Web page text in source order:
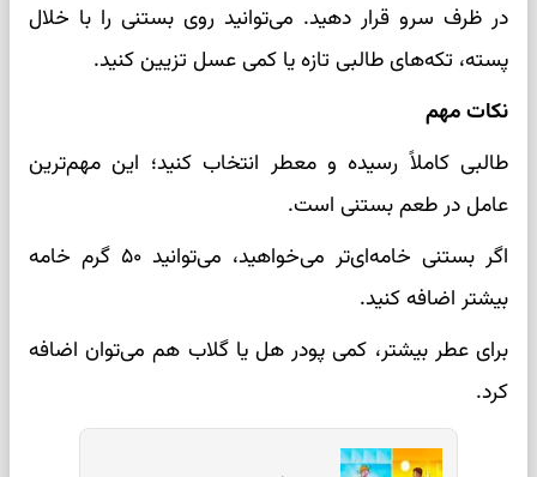
در ظرف سرو قرار دهید. می‌توانید روی بستنی را با خلال
پسته، تکه‌های طالبی تازه یا کمی عسل تزیین کنید.
نکات مهم
طالبی کاملاً رسیده و معطر انتخاب کنید؛ این مهم‌ترین
عامل در طعم بستنی است.
اگر بستنی خامه‌ای‌تر می‌خواهید، می‌توانید ۵۰ گرم خامه
بیشتر اضافه کنید.
برای عطر بیشتر، کمی پودر هل یا گلاب هم می‌توان اضافه
کرد.